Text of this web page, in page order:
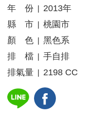
年 份
2013年
縣 市
桃園市
顏 色
黑色系
排 檔
手自排
排氣量
2198 CC